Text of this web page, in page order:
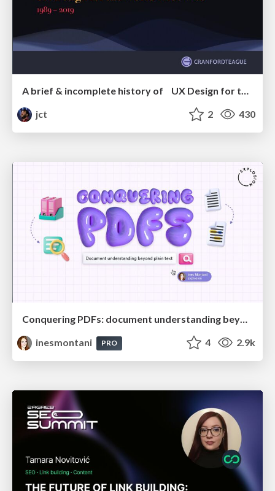
A brief & incomplete history of UX Design for the World Wide Web: 1989–2019
jct
2 430
Conquering PDFs: document understanding beyond plain text
inesmontani
PRO 4 2.9k